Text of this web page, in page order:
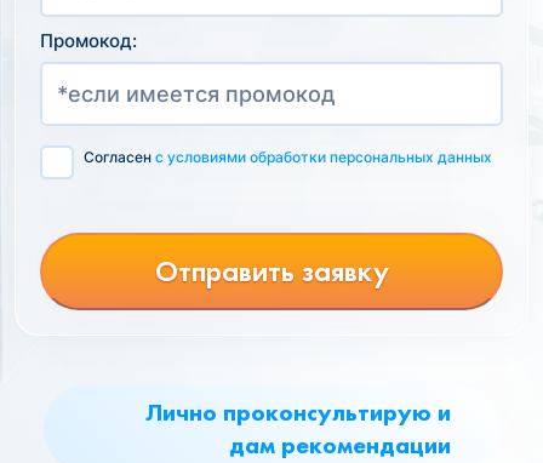
Лично проконсультирую и
дам рекомендации
Промокод:
Согласен с условиями обработки персональных данных
Отправить заявку